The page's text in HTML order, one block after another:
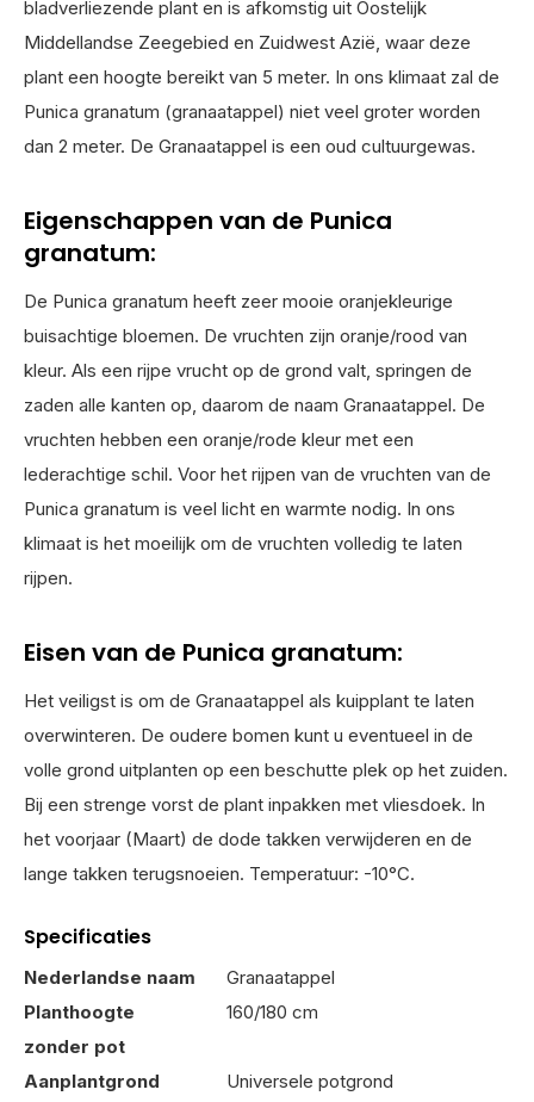
bladverliezende plant en is afkomstig uit Oostelijk
Middellandse Zeegebied en Zuidwest Azië, waar deze
plant een hoogte bereikt van 5 meter. In ons klimaat zal de
Punica granatum (granaatappel) niet veel groter worden
dan 2 meter. De Granaatappel is een oud cultuurgewas.
Eigenschappen van de Punica
granatum:
De Punica granatum heeft zeer mooie oranjekleurige
buisachtige bloemen. De vruchten zijn oranje/rood van
kleur. Als een rijpe vrucht op de grond valt, springen de
zaden alle kanten op, daarom de naam Granaatappel. De
vruchten hebben een oranje/rode kleur met een
lederachtige schil. Voor het rijpen van de vruchten van de
Punica granatum is veel licht en warmte nodig. In ons
klimaat is het moeilijk om de vruchten volledig te laten
rijpen.
Eisen van de Punica granatum:
Het veiligst is om de Granaatappel als kuipplant te laten
overwinteren. De oudere bomen kunt u eventueel in de
volle grond uitplanten op een beschutte plek op het zuiden.
Bij een strenge vorst de plant inpakken met vliesdoek. In
het voorjaar (Maart) de dode takken verwijderen en de
lange takken terugsnoeien. Temperatuur: -10°C.
Specificaties
Nederlandse naam
Granaatappel
Planthoogte
zonder pot
160/180 cm
Aanplantgrond
Universele potgrond